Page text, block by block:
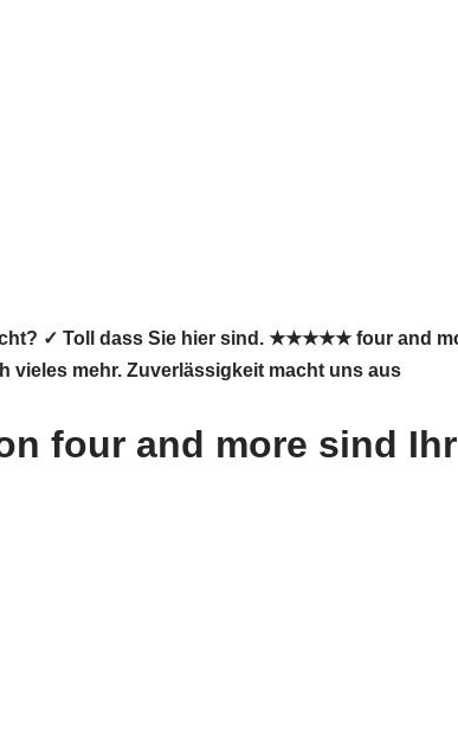
✓ Toll dass Sie hier sind. ★★★★★ four and
vieles mehr. Zuverlässigkeit macht uns aus
four and more sind Ihr